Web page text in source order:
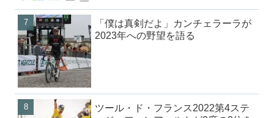
「僕は真剣だよ」カンチェラーラが
2023年への野望を語る
ツール・ド・フランス2022第4ステ